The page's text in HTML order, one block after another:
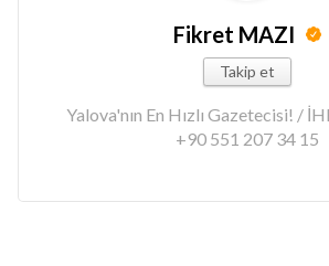
Fikret MAZI
Takip et
Yalova'nın En Hızlı Gazetecisi! /
+90 551 207 34 15